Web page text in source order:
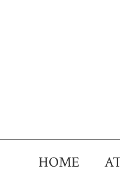
HOME